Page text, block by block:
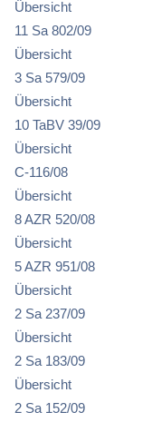
Übersicht
11 Sa 802/09
Übersicht
3 Sa 579/09
Übersicht
10 TaBV 39/09
Übersicht
C-116/08
Übersicht
8 AZR 520/08
Übersicht
5 AZR 951/08
Übersicht
2 Sa 237/09
Übersicht
2 Sa 183/09
Übersicht
2 Sa 152/09